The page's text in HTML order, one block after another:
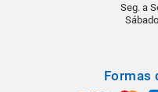
Seg. a
Formas